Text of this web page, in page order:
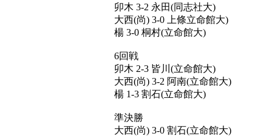
卯木 3-2 永田(同志社大)
大西(尚) 3-0 上條立命館大)
楊 3-0 桐村(立命館大)
6回戦
卯木 2-3 皆川(立命館大)
大西(尚) 3-2 阿南(立命館大)
楊 1-3 割石(立命館大)
準決勝
大西(尚) 3-0 割石(立命館大)